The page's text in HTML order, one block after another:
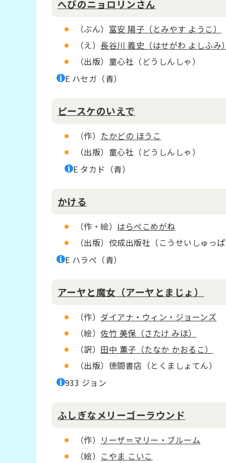
へびのニョロリンさん
（ぶん） 富安 陽子（とみやす ようこ）
（え） 長谷川 義史（はせがわ よしふみ
（出版）童心社（どうしんしゃ）
E ハセガ（青）
ピースケのいえで
（作） たかどの ほうこ
（出版）童心社（どうしんしゃ）
E タカド（青）
かける
（作・絵） はらぺこめがね
（出版）佼成出版社（こうせいしゅっ
E ハラぺ（青）
アーヤと魔女（アーヤとまじょ）
（作） ダイアナ・ウィン・ジョーンズ
（絵）佐竹 美保（さたけ みほ）
（訳） 田中 薫子（たなか かおるこ）
（出版）徳間書店（とくましょてん）
933 ジョン
ふしぎなメリーゴーラウンド
（作） リーザ＝マリー・ブルーム
（絵） こやま こいこ